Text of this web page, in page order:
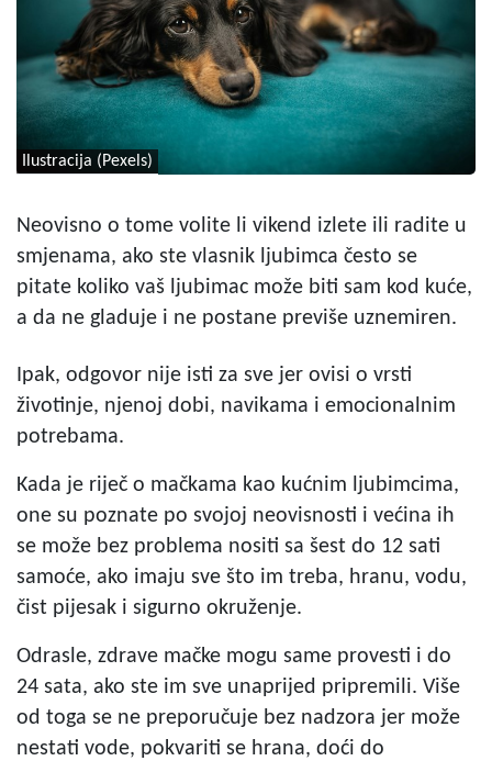
Ilustracija (Pexels)
Neovisno o tome volite li vikend izlete ili radite u
smjenama, ako ste vlasnik ljubimca često se
pitate koliko vaš ljubimac može biti sam kod kuće,
a da ne gladuje i ne postane previše uznemiren.
Ipak, odgovor nije isti za sve jer ovisi o vrsti
životinje, njenoj dobi, navikama i emocionalnim
potrebama.
Kada je riječ o mačkama kao kućnim ljubimcima,
one su poznate po svojoj neovisnosti i većina ih
se može bez problema nositi sa šest do 12 sati
samoće, ako imaju sve što im treba, hranu, vodu,
čist pijesak i sigurno okruženje.
Odrasle, zdrave mačke mogu same provesti i do
24 sata, ako ste im sve unaprijed pripremili. Više
od toga se ne preporučuje bez nadzora jer može
nestati vode, pokvariti se hrana, doći do